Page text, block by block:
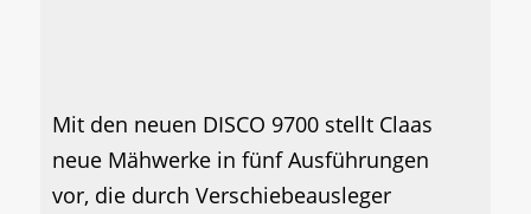
Mit den neuen DISCO 9700 stellt Claas
neue Mähwerke in fünf Ausführungen
vor, die durch Verschiebeausleger